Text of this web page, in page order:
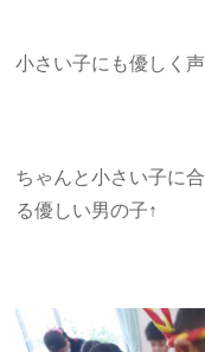
小さい子にも優しく
ちゃんと小さい子に
る優しい男の子↑